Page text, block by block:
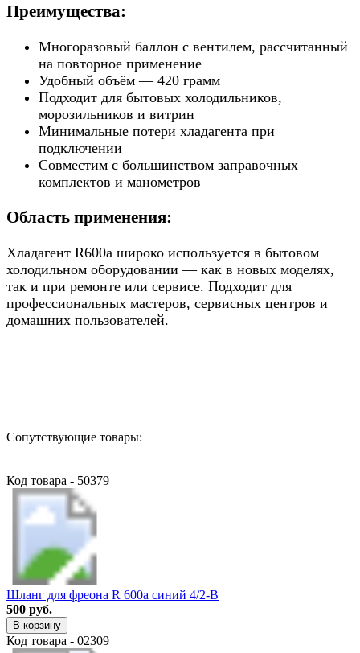
Преимущества:
Многоразовый баллон с вентилем, рассчитанный
на повторное применение
Удобный объём — 420 грамм
Подходит для бытовых холодильников,
морозильников и витрин
Минимальные потери хладагента при
подключении
Совместим с большинством заправочных
комплектов и манометров
Область применения:
Хладагент R600a широко используется в бытовом
холодильном оборудовании — как в новых моделях,
так и при ремонте или сервисе. Подходит для
профессиональных мастеров, сервисных центров и
домашних пользователей.
Сопутствующие товары:
Код товара - 50379
Шланг для фреона R 600a синий 4/2-B
500 руб.
В корзину
Код товара - 02309